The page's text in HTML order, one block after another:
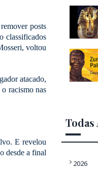
posts
classificados
voltou
atacado,
racismo nas
E revelou
desde a final
Todas
2026